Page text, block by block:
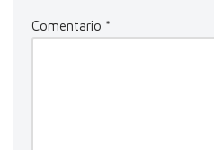
Comentario *